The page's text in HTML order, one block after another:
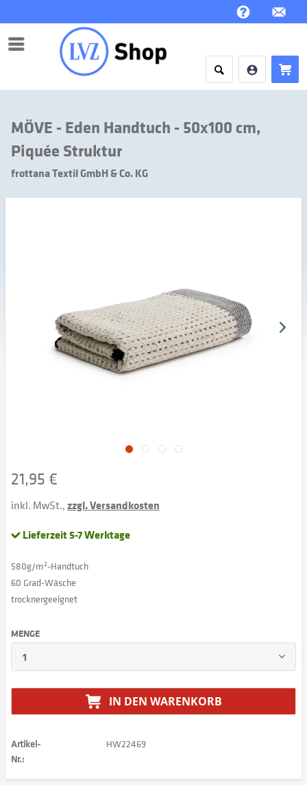
Menü
MÖVE - Eden Handtuch - 50x100 cm,
Piquée Struktur
frottana Textil GmbH & Co. KG
21,95 €
inkl. MwSt.,zzgl. Versandkosten
Lieferzeit 5-7 Werktage
580g/m²-Handtuch
60 Grad-Wäsche
trocknergeeignet
MENGE
IN DEN WARENKORB
Artikel-
Nr.:
HW22469